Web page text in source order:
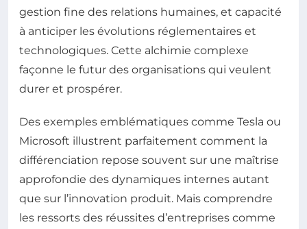
gestion fine des relations humaines, et capacité
à anticiper les évolutions réglementaires et
technologiques. Cette alchimie complexe
façonne le futur des organisations qui veulent
durer et prospérer.
Des exemples emblématiques comme Tesla ou
Microsoft illustrent parfaitement comment la
différenciation repose souvent sur une maîtrise
approfondie des dynamiques internes autant
que sur l’innovation produit. Mais comprendre
les ressorts des réussites d’entreprises comme